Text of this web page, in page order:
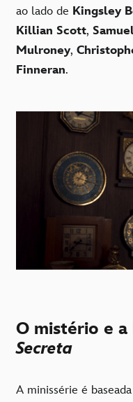
ao lado de Kingsley
Killian Scott,
Mulroney,
Finneran.
O mistério e
Secreta
A minissérie é